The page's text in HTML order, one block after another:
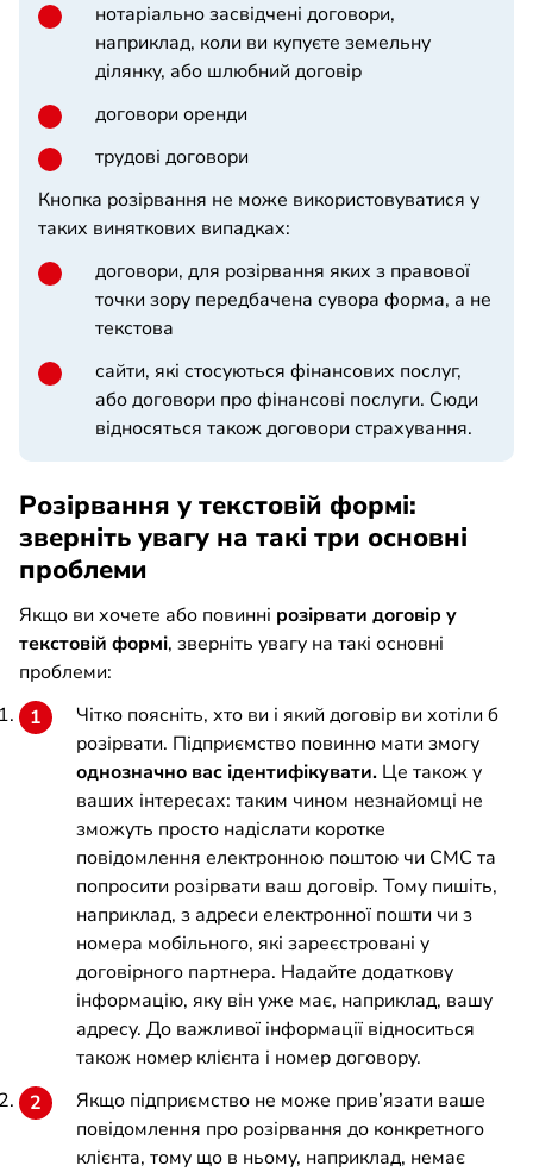
нотаріально засвідчені договори,
наприклад, коли ви купуєте земельну
ділянку, або шлюбний договір
договори оренди
трудові договори
Кнопка розірвання не може використовуватися у
таких виняткових випадках:
договори, для розірвання яких з правової
точки зору передбачена сувора форма, а не
текстова
сайти, які стосуються фінансових послуг,
або договори про фінансові послуги. Сюди
відносяться також договори страхування.
Розірвання у текстовій формі:
зверніть увагу на такі три основні
проблеми
Якщо ви хочете або повинні розірвати договір у
текстовій формі, зверніть увагу на такі основні
проблеми:
Чітко поясніть, хто ви і який договір ви хотіли б
розірвати. Підприємство повинно мати змогу
однозначно вас ідентифікувати. Це також у
ваших інтересах: таким чином незнайомці не
зможуть просто надіслати коротке
повідомлення електронною поштою чи СМС та
попросити розірвати ваш договір. Тому пишіть,
наприклад, з адреси електронної пошти чи з
номера мобільного, які зареєстровані у
договірного партнера. Надайте додаткову
інформацію, яку він уже має, наприклад, вашу
адресу. До важливої інформації відноситься
також номер клієнта і номер договору.
Якщо підприємство не може прив’язати ваше
повідомлення про розірвання до конкретного
клієнта, тому що в ньому, наприклад, немає